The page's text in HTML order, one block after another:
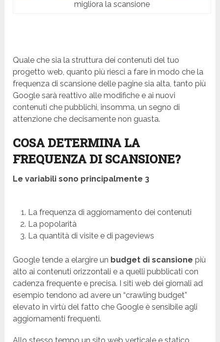
migliora la scansione
Quale che sia la struttura dei contenuti del tuo
progetto web, quanto più riesci a fare in modo che la
frequenza di scansione delle pagine sia alta, tanto più
Google sarà reattivo alle modifiche e ai nuovi
contenuti che pubblichi, insomma, un segno di
attenzione che decisamente non guasta.
COSA DETERMINA LA
FREQUENZA DI SCANSIONE?
Le variabili sono principalmente 3
La frequenza di aggiornamento dei contenuti
La popolarità
La quantità di visite e di pageviews
Google tende a elargire un budget di scansione più
alto ai contenuti orizzontali e a quelli pubblicati con
cadenza frequente e precisa. I siti web dei giornali ad
esempio tendono ad avere un “crawling budget”
elevato in virtù del fatto che Google è sensibile agli
aggiornamenti frequenti.